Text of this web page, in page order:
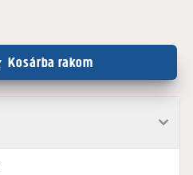
Kosárba rakom